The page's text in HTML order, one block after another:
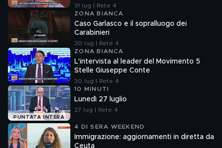
31 lug | Rete 4
ZONA BIANCA
Caso Garlasco e il sopralluogo dei
Carabinieri
30 lug | Rete 4
ZONA BIANCA
L'intervista al leader del Movimento 5
Stelle Giuseppe Conte
30 lug | Rete 4
PUNTATA INTERA
10 MINUTI
Lunedì 27 luglio
27 lug | Rete 4
4 DI SERA WEEKEND
Immigrazione: aggiornamenti in diretta da
Ceuta